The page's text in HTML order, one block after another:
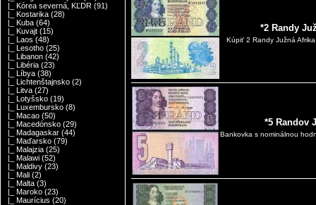
|_ Kórea severná, KĽDR (91)
|_ Kostarika (28)
|_ Kuba (64)
|_ Kuvajt (15)
|_ Laos (48)
|_ Lesotho (25)
|_ Libanon (42)
|_ Libéria (23)
|_ Líbya (38)
|_ Lichtenštajnsko (2)
|_ Litva (27)
|_ Lotyšsko (19)
|_ Luxembursko (8)
|_ Macao (50)
|_ Macedónsko (29)
|_ Madagaskar (44)
|_ Maďarsko (79)
|_ Malajzia (25)
|_ Malawi (52)
|_ Maldivy (23)
|_ Mali (2)
|_ Malta (3)
|_ Maroko (23)
|_ Maurícius (20)
*2 Randy
Kúpiť 2 Randy Južná
*5 Randov
Bankovka s nominálnou